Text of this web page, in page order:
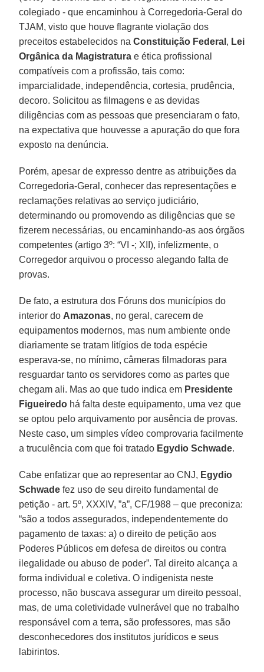
colegiado - que encaminhou à Corregedoria-Geral do
TJAM, visto que houve flagrante violação dos
preceitos estabelecidos naConstituição Federal , Lei
Orgânica da Magistratura e ética profissional
compatíveis com a profissão, tais como:
imparcialidade, independência, cortesia, prudência,
decoro. Solicitou as filmagens e as devidas
diligências com as pessoas que presenciaram o fato,
na expectativa que houvesse a apuração do que fora
exposto na denúncia.
Porém, apesar de expresso dentre as atribuições da
Corregedoria-Geral, conhecer das representações e
reclamações relativas ao serviço judiciário,
determinando ou promovendo as diligências que se
fizerem necessárias, ou encaminhando-as aos órgãos
competentes (artigo 3º: “VI -; XII), infelizmente, o
Corregedor arquivou o processo alegando falta de
provas.
De fato, a estrutura dos Fóruns dos municípios do
interior do Amazonas, no geral, carecem de
equipamentos modernos, mas num ambiente onde
diariamente se tratam litígios de toda espécie
esperava-se, no mínimo, câmeras filmadoras para
resguardar tanto os servidores como as partes que
chegam ali. Mas ao que tudo indica em Presidente
Figueiredo há falta deste equipamento, uma vez que
se optou pelo arquivamento por ausência de provas.
Neste caso, um simples vídeo comprovaria facilmente
a truculência com que foi tratado Egydio Schwade.
Cabe enfatizar que ao representar ao CNJ, Egydio
Schwade fez uso de seu direito fundamental de
petição - art. 5º, XXXIV, ”a”, CF/1988 – que preconiza:
“são a todos assegurados, independentemente do
pagamento de taxas: a) o direito de petição aos
Poderes Públicos em defesa de direitos ou contra
ilegalidade ou abuso de poder”. Tal direito alcança a
forma individual e coletiva. O indigenista neste
processo, não buscava assegurar um direito pessoal,
mas, de uma coletividade vulnerável que no trabalho
responsável com a terra, são professores, mas são
desconhecedores dos institutos jurídicos e seus
labirintos.